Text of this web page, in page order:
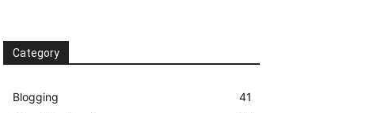
Category
Blogging
41